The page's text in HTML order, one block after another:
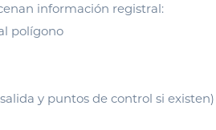
información registral:
polígono
y puntos de control si existen)